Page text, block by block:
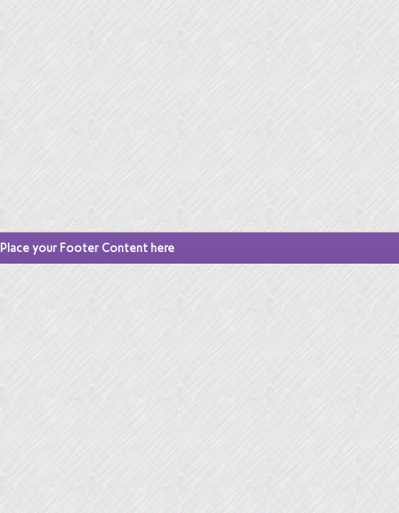
Place your Footer Content here